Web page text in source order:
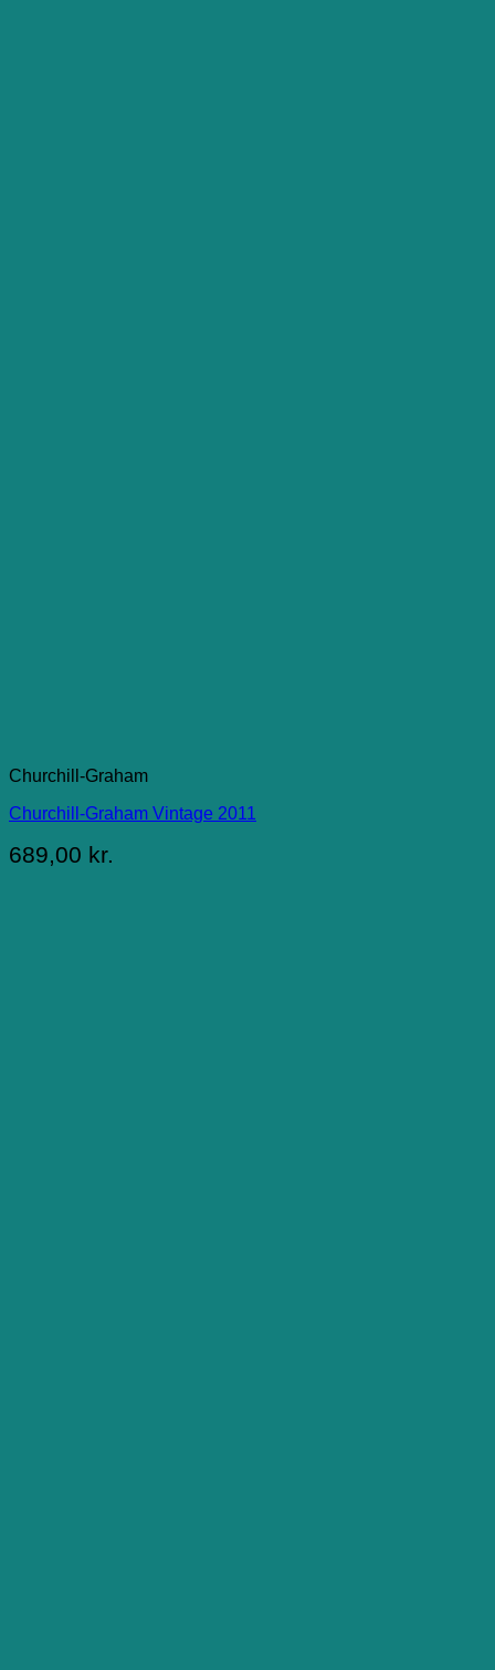
Churchill-Graham
Churchill-Graham Vintage 2011
689,00 kr.